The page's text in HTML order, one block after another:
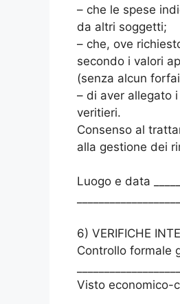
– che le spese
da altri soggetti;
– che, ove
secondo i valori
(senza alcun
– di aver allegato
veritieri.
Consenso al
alla gestione dei
Luogo e data
6) VERIFICHE
Controllo formale
Visto economico-